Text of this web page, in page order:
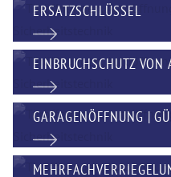
ERSATZSCHLÜSSEL
EINBRUCHSCHUTZ
GARAGENÖFFNUNG |